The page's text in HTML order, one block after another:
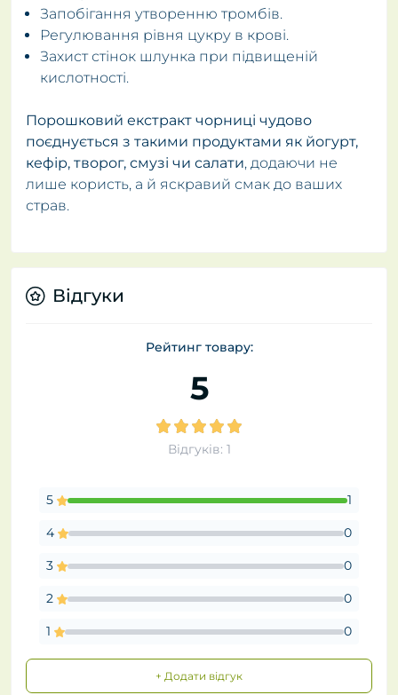
Запобігання утворенню тромбів.
Регулювання рівня цукру в крові.
Захист стінок шлунка при підвищеній
кислотності.
Порошковий екстракт чорниці чудово
поєднується з такими продуктами як йогурт,
кефір, творог, смузі чи салати, додаючи не
лише користь, а й яскравий смак до ваших
страв.
Відгуки
Рейтинг товару:
5
Відгуків: 1
5 1
4 0
3 0
2 0
1 0
+ Додати відгук